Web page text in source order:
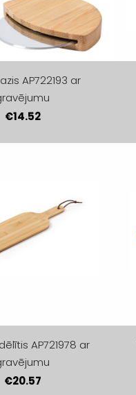
AP722193 ar
€14.52
AP721978 ar
€20.57